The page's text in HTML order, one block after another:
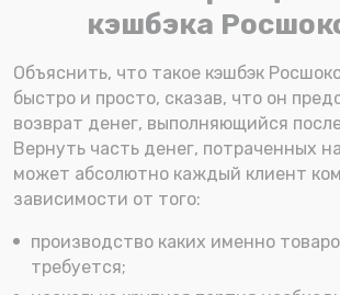
кэшбэка
Объяснить, что такое кэшбэк
быстро и просто, сказав, что он
возврат денег, выполняющийся
Вернуть часть денег, потраченных
может абсолютно каждый клиент
зависимости от того:
производство каких именно
требуется;